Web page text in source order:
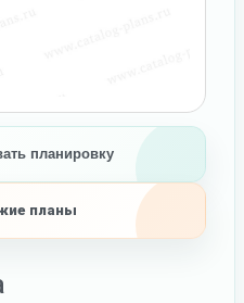
планировку
планы